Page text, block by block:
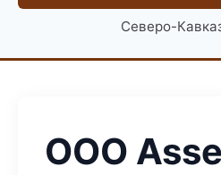
Северо-
ООО